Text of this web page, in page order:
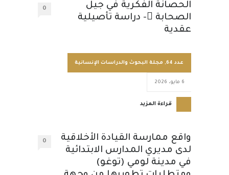
الحصانة الفكرية في جيل
الصحابة - دراسة تأصيلية
عقدية
0
عدد 64 , مجلة البحوث والدراسات الإنسانية
6 مايو، 2026
قراءة المزيد
واقع ممارسة القيادة الأخلاقية
لدى مديري المدارس الابتدائية
في مدينة لومي (توغو)
0